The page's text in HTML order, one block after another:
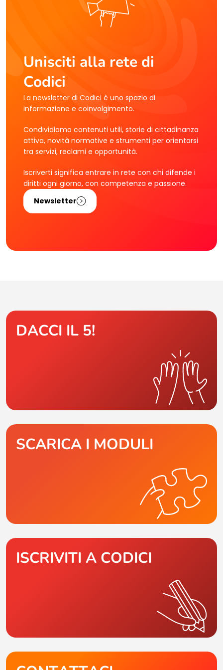
Unisciti alla rete di
Codici
La newsletter di Codici è uno spazio di
informazione e coinvolgimento.
Condividiamo contenuti utili, storie di cittadinanza
attiva, novità normative e strumenti per orientarsi
tra servizi, reclami e opportunità.
Iscriverti significa entrare in rete con chi difende i
diritti ogni giorno, con competenza e passione.
Newsletter
DACCI IL 5!
SCARICA I MODULI
ISCRIVITI A CODICI